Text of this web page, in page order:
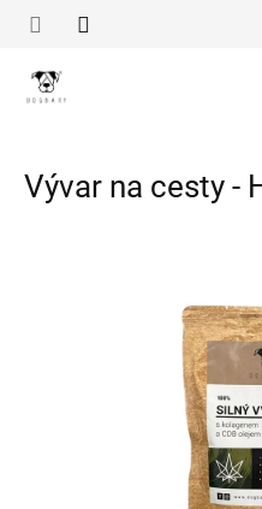
Vývar na cesty -